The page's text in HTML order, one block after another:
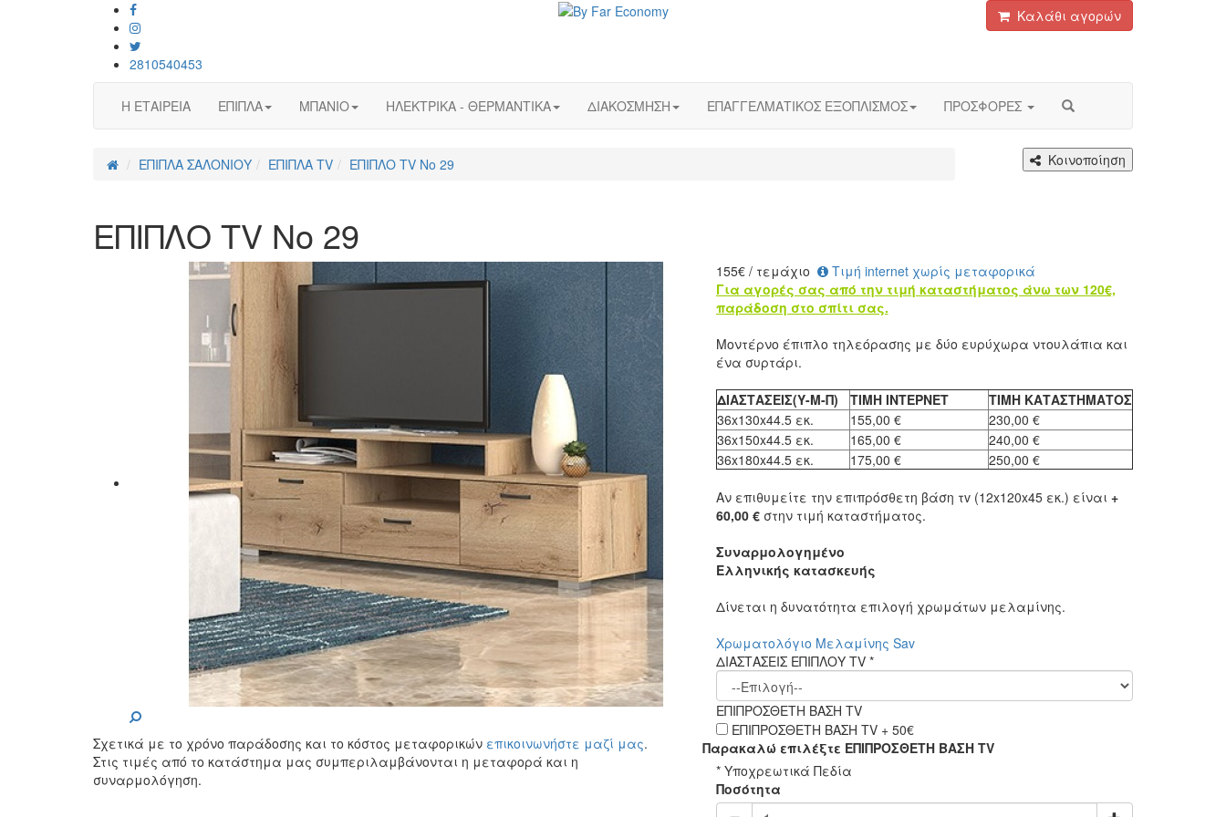
2810540453
Καλάθι αγορών
Η ΕΤΑΙΡΕΙΑ ΕΠΙΠΛΑ ΜΠΑΝΙΟ ΗΛΕΚΤΡΙΚΑ - ΘΕΡΜΑΝΤΙΚΑ ΔΙΑΚΟΣΜΗΣΗ ΕΠΑΓΓΕΛΜΑΤΙΚΟΣ ΕΞΟΠΛΙΣΜΟΣ ΠΡΟΣΦΟΡΕΣ
ΕΠΙΠΛΑ ΣΑΛΟΝΙΟΥ ΕΠΙΠΛΑ TV ΕΠΙΠΛΟ ΤV No 29 Κοινοποίηση
ΕΠΙΠΛΟ ΤV No 29
Σχετικά με το χρόνο παράδοσης και το κόστος μεταφορικών επικοινωνήστε μαζί μας.
Στις τιμές από το κατάστημα μας συμπεριλαμβάνονται η μεταφορά και η
συναρμολόγηση.
155€ / τεμάχιο
Τιμή internet χωρίς μεταφορικά
Για αγορές σας από την τιμή καταστήματος άνω των 120€,
παράδοση στο σπίτι σας.
Μοντέρνο έπιπλο τηλεόρασης με δύο ευρύχωρα ντουλάπια και
ένα συρτάρι.
ΔΙΑΣΤΑΣΕΙΣ(Υ-Μ-Π) TIMH INTEΡΝΕΤ
ΤΙΜΗ ΚΑΤΑΣΤΗΜΑΤΟΣ
36x130x44.5 εκ.
155,00 €
230,00 €
36x150x44.5 εκ.
165,00 €
240,00 €
36x180x44.5 εκ.
175,00 € 250,00 €
Αν επιθυμείτε την επιπρόσθετη βάση τv (12x120x45 εκ.) είναι +
60,00 €στην τιμή καταστήματος.
Συναρμολογημένο
Ελληνικής κατασκευής
Δίνεται η δυνατότητα επιλογή χρωμάτων μελαμίνης.
Χρωματολόγιο Μελαμίνης Sav
ΔΙΑΣΤΑΣΕΙΣ ΕΠΙΠΛΟΥ ΤV *
ΕΠΙΠΡΟΣΘΕΤΗ ΒΑΣΗ TV
ΕΠΙΠΡΟΣΘΕΤΗ ΒΑΣΗ TV + 50€
Παρακαλώ επιλέξτε ΕΠΙΠΡΟΣΘΕΤΗ ΒΑΣΗ TV
* Υποχρεωτικά Πεδία
Ποσότητα